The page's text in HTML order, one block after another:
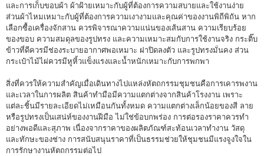
และการเก็บขอบผ้า ผ้าฝ้ายเหมาะกับผู้ที่ต้องการความสบายและใช้งานง่าย
ส่วนผ้าไหมเหมาะกับผู้ที่ต้องการความเงางามและคุณค่าของงานพิถีพิถัน หาก
เลือกซื้อเครื่องจักสาน ควรพิจารณาความแน่นของเส้นสาน ความเรียบร้อย
ของขอบ ความสมดุลของรูปทรง และความเหมาะสมกับการใช้งานจริง กระติ๊บ
ข้าวที่ดีควรมีช่องระบายอากาศพอเหมาะ ฝาปิดลงตัว และรูปทรงมั่นคง ส่วน
กระเป๋าไม้ไผ่ควรมีหูหิ้วแข็งแรงและน้ำหนักเหมาะกับการพกพา
สิ่งที่ควรให้ความสำคัญเมื่อเดินทางไปแหล่งหัตถกรรมชุมชนคือการเคารพงาน
และเวลาในการผลิต สินค้าทำมือมีความแตกต่างจากสินค้าโรงงาน เพราะ
แต่ละชิ้นมีรายละเอียดไม่เหมือนกันทั้งหมด ความแตกต่างเล็กน้อยของสี ลาย
หรือรูปทรงเป็นเสน่ห์ของงานฝีมือ ไม่ใช่ข้อบกพร่อง การต่อรองราคาควรทำ
อย่างพอดีและสุภาพ เนื่องจากราคาของผลิตภัณฑ์สะท้อนเวลาทำงาน วัสดุ
และทักษะของช่าง การสนับสนุนราคาที่เป็นธรรมช่วยให้ชุมชนมีแรงจูงใจใน
การรักษางานหัตถกรรมต่อไป